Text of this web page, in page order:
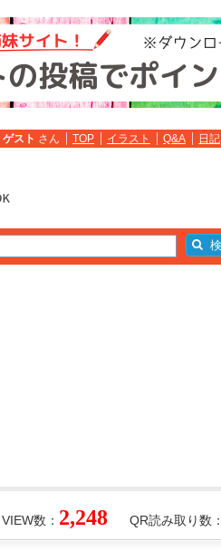
ゲスト さん TOP イラスト Q&A 日記
QR読み取り数：
VIEW数： 2,248